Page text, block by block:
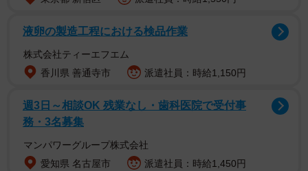
ドラマのシーンカットとして、さくらのグラビア撮影シー
ンやさくらと忍がベンチに座る場面が公開されました。押
液卵の製造工程における検品作業
株式会社ティーエフエム
香川県 善通寺市
派遣社員：時給1,150円
週3日～相談OK 残業なし・歯科医院で受付事
務・3名募集
マンパワーグループ株式会社
愛知県 名古屋市
派遣社員：時給1,450円